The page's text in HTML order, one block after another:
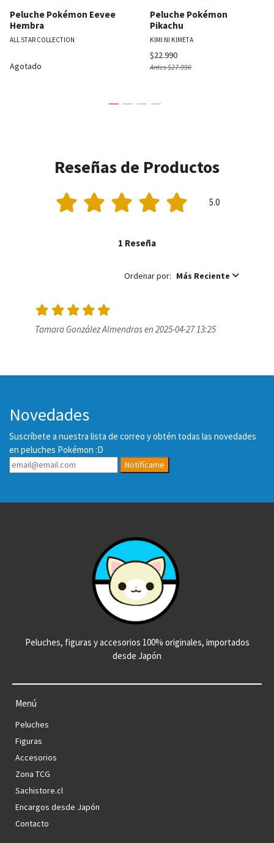
Peluche Pokémon Eevee
Hembra
ALL STAR COLLECTION
Agotado
Peluche Pokémon
Pikachu
KIMI NI KIMETA
$22.990
Antes$27.990
Reseñas de Productos
5.0
1 Reseña
Ordenar por: Más Reciente
Tamara González Almendras en 2025-04-27 13:25
Novedades
Suscríbete a nuestra lista de correo y obtén todas las novedades
en peluches Pokémon :D
Notifícame
Peluches, figuras y accesorios 100% originales, importados
desde Japón
Menú
Peluches
Figuras
Accesorios
Zona TCG
Sachistore.cl
Encargos desde Japón
Contacto